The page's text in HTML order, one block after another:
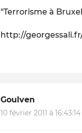
"Terrorisme à
http://
Goulven
10 février 2011 à 16:43:14